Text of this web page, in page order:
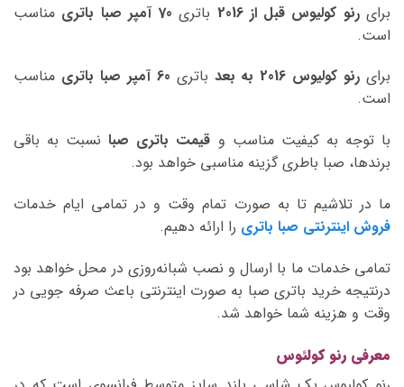
برایرنو کولیوس قبل از 2016 باتری 70 آمپر صبا باتری مناسب
است.
برای رنو کولیوس 2016 به بعد باتری 60 آمپر صبا باتری مناسب
است.
با توجه به کیفیت مناسب و قیمت باتری صبانسبت به باقی
برندها، صبا باطری گزینه مناسبی خواهد بود.
ما در تلاشیم تا به صورت تمام وقت و در تمامی ایام خدمات
فروش اینترنتی صبا باتری را ارائه دهیم.
تمامی خدمات ما با ارسال و نصب شبانه‌روزی در محل خواهد بود
درنتیجه خرید باتری صبا به صورت اینترنتی باعث صرفه جویی در
وقت و هزینه شما خواهد شد.
معرفی رنو کولئوس